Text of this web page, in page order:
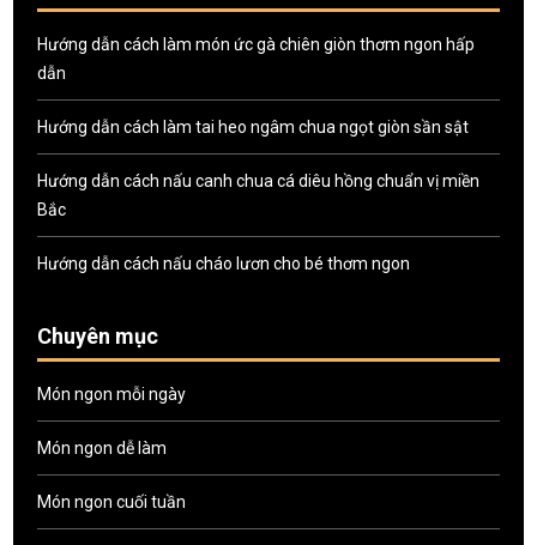
Hướng dẫn cách làm món ức gà chiên giòn thơm ngon hấp
dẫn
Hướng dẫn cách làm tai heo ngâm chua ngọt giòn sần sật
Hướng dẫn cách nấu canh chua cá diêu hồng chuẩn vị miền
Bắc
Hướng dẫn cách nấu cháo lươn cho bé thơm ngon
Chuyên mục
Món ngon mỗi ngày
Món ngon dễ làm
Món ngon cuối tuần